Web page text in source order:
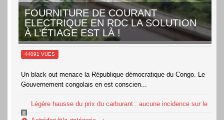
FOURNITURE DE COURANT
ELECTRIQUE EN RDC LA SOLUTION
À L’ÉTIAGE EST LÀ !
44091 VUES
Un black out menace la République démocratique du Congo. Le
Gouvernement congolais en est conscien...
Légère hausse du prix du carburant : aucune incidence sur le